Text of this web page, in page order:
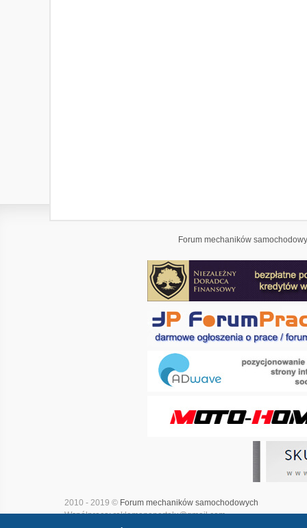
Forum mechaników
2010 - 2019 © Forum mechaników samochodowych
Współpraca: reklamanaportalu@gmail.com